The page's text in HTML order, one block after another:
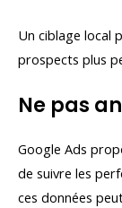
Un ciblage local
prospects plus
Ne pas
Google Ads
de suivre les
ces données